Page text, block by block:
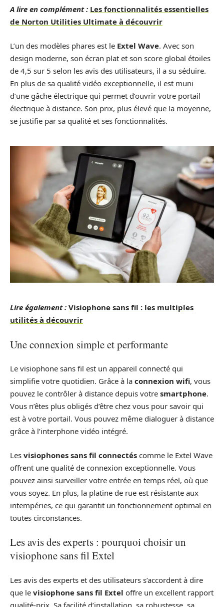
A lire en complément : Les fonctionnalités essentielles
de Norton Utilities Ultimate à découvrir
L’un des modèles phares est le Extel Wave. Avec son
design moderne, son écran plat et son score global étoiles
de 4,5 sur 5 selon les avis des utilisateurs, il a su séduire.
En plus de sa qualité vidéo exceptionnelle, il est muni
d’une gâche électrique qui permet d’ouvrir votre portail
électrique à distance. Son prix, plus élevé que la moyenne,
se justifie par sa qualité et ses fonctionnalités.
Lire également : Visiophone sans fil : les multiples
utilités à découvrir
Une connexion simple et performante
Le visiophone sans fil est un appareil connecté qui
simplifie votre quotidien. Grâce à la connexion wifi, vous
pouvez le contrôler à distance depuis votre smartphone.
Vous n’êtes plus obligés d’être chez vous pour savoir qui
est à votre portail. Vous pouvez même dialoguer à distance
grâce à l’interphone vidéo intégré.
Les visiophones sans fil connectés comme le Extel Wave
offrent une qualité de connexion exceptionnelle. Vous
pouvez ainsi surveiller votre entrée en temps réel, où que
vous soyez. En plus, la platine de rue est résistante aux
intempéries, ce qui garantit un fonctionnement optimal en
toutes circonstances.
Les avis des experts : pourquoi choisir un
visiophone sans fil Extel
Les avis des experts et des utilisateurs s’accordent à dire
que le visiophone sans fil Extel offre un excellent rapport
qualité-prix. Sa facilité d’installation, sa robustesse, sa